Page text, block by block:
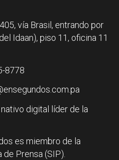
vía Brasil, entrando por
Idaan), piso 11, oficina 11
8778
digital líder de la
es miembro de la
Prensa (SIP).